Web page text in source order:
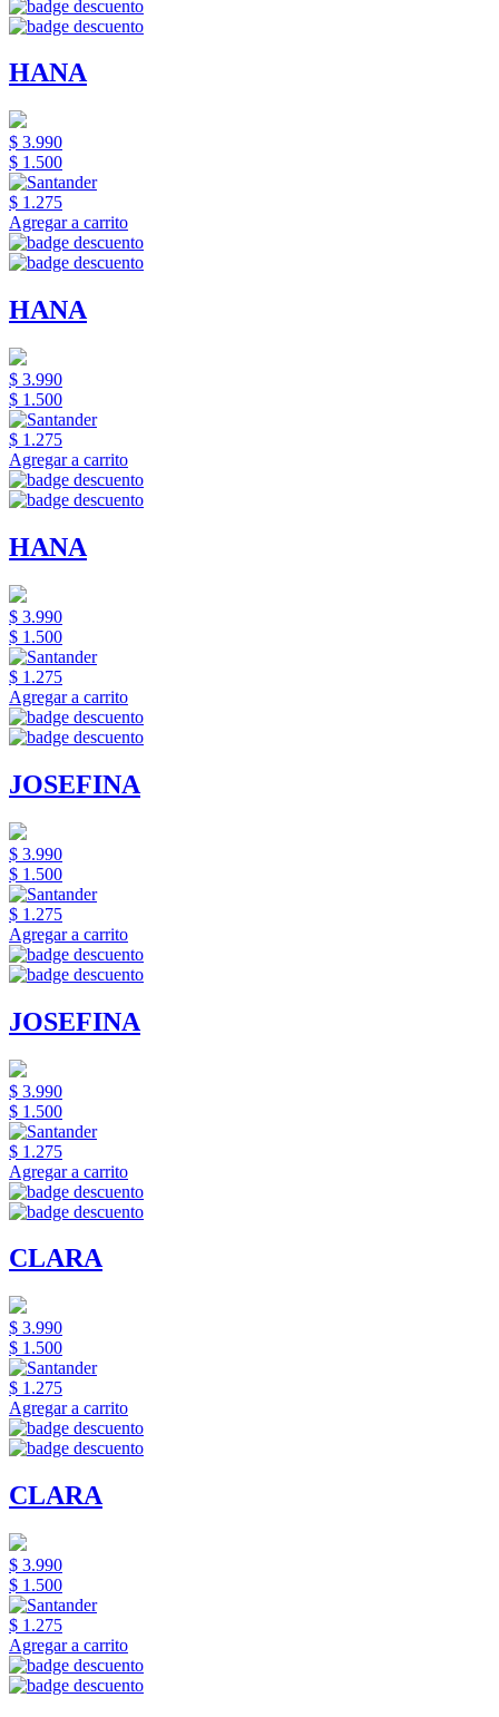
HANA
$ 3.990
$ 1.500
$ 1.275
Agregar a carrito
HANA
$ 3.990
$ 1.500
$ 1.275
Agregar a carrito
HANA
$ 3.990
$ 1.500
$ 1.275
Agregar a carrito
JOSEFINA
$ 3.990
$ 1.500
$ 1.275
Agregar a carrito
JOSEFINA
$ 3.990
$ 1.500
$ 1.275
Agregar a carrito
CLARA
$ 3.990
$ 1.500
$ 1.275
Agregar a carrito
CLARA
$ 3.990
$ 1.500
$ 1.275
Agregar a carrito